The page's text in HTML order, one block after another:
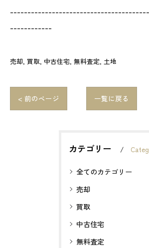
------------
売却 買取 中古住宅 無料査定 土地
< 前のページ 一覧に戻る
カテゴリー
全てのカテゴリー
売却
買取
中古住宅
無料査定